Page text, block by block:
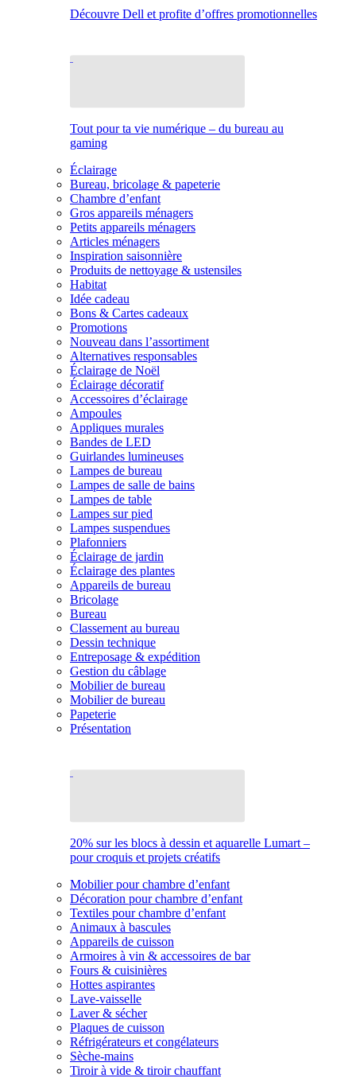
Découvre Dell et profite d’offres promotionnelles
Tout pour ta vie numérique – du bureau au
gaming
Éclairage
Bureau, bricolage & papeterie
Chambre d’enfant
Gros appareils ménagers
Petits appareils ménagers
Articles ménagers
Inspiration saisonnière
Produits de nettoyage & ustensiles
Habitat
Idée cadeau
Bons & Cartes cadeaux
Promotions
Nouveau dans l’assortiment
Alternatives responsables
Éclairage de Noël
Éclairage décoratif
Accessoires d’éclairage
Ampoules
Appliques murales
Bandes de LED
Guirlandes lumineuses
Lampes de bureau
Lampes de salle de bains
Lampes de table
Lampes sur pied
Lampes suspendues
Plafonniers
Éclairage de jardin
Éclairage des plantes
Appareils de bureau
Bricolage
Bureau
Classement au bureau
Dessin technique
Entreposage & expédition
Gestion du câblage
Mobilier de bureau
Mobilier de bureau
Papeterie
Présentation
20% sur les blocs à dessin et aquarelle Lumart –
pour croquis et projets créatifs
Mobilier pour chambre d’enfant
Décoration pour chambre d’enfant
Textiles pour chambre d’enfant
Animaux à bascules
Appareils de cuisson
Armoires à vin & accessoires de bar
Fours & cuisinières
Hottes aspirantes
Lave-vaisselle
Laver & sécher
Plaques de cuisson
Réfrigérateurs et congélateurs
Sèche-mains
Tiroir à vide & tiroir chauffant